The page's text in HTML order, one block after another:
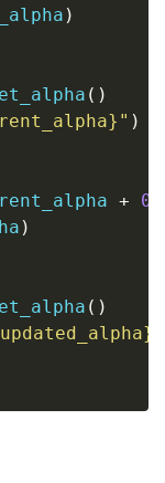
)
( )
} " )
+
)
( )
updated_alpha}